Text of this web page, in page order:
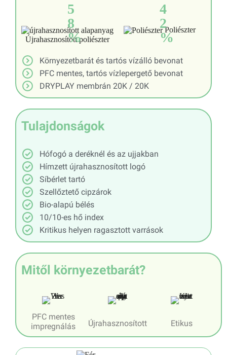
5
8
%
Újrahasznosított poliészter
4
2
%
Poliészter
Környezetbarát és tartós vízálló bevonat​
PFC mentes, tartós vízlepergető bevonat
DRYPLAY membrán 20K / 20K
Tulajdonságok
Hófogó a deréknél és az ujjakban
Hímzett újrahasznosított logó
Síbérlet tartó
Szellőztető cipzárok
Bio-alapú bélés
10/10-es hő index
Kritikus helyen ragasztott varrások
Mitől környezetbarát?
PFC mentes
impregnálás
Újrahasznosított Etikus